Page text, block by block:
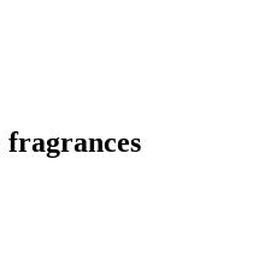
fragrances